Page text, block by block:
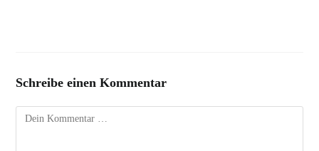
Schreibe einen Kommentar
Kommentar